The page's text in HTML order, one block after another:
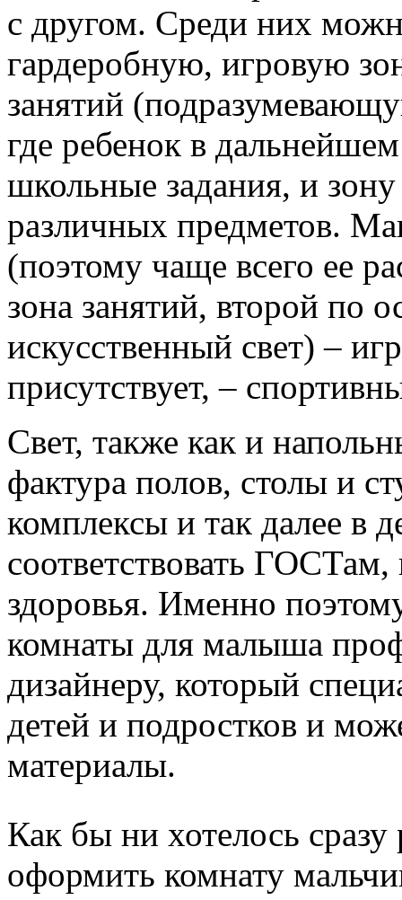
с другом. Среди них
гардеробную, игровую
занятий
где ребенок в
школьные задания, и
различных предметов.
(поэтому чаще всего ее
зона занятий, второй по
искусственный свет) –
присутствует, –
Свет, также как и
фактура полов, столы и
комплексы и так далее в
соответствовать
здоровья. Именно
комнаты для малыша
дизайнеру, который
детей и подростков и
материалы.
Как бы ни хотелось
оформить комнату